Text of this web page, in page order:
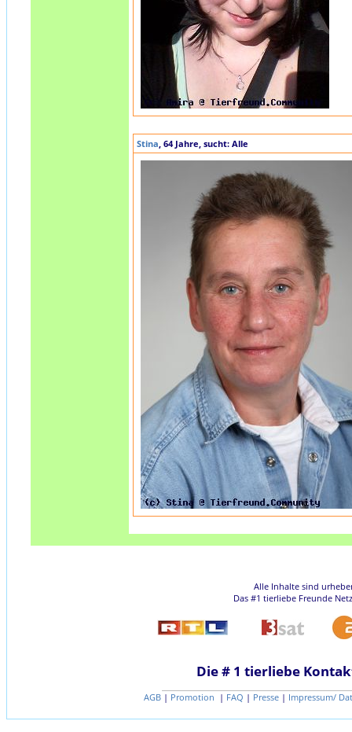
Stina, 64 Jahre, sucht: Alle
Alle Inhalte sind
Das #1 tierliebe Freunde
Die # 1 tierliebe
AGB | Promotion | FAQ | Presse | Impressum/